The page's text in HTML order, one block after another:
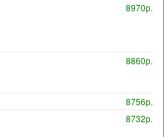
8970р.
8860р.
8756р.
8732р.